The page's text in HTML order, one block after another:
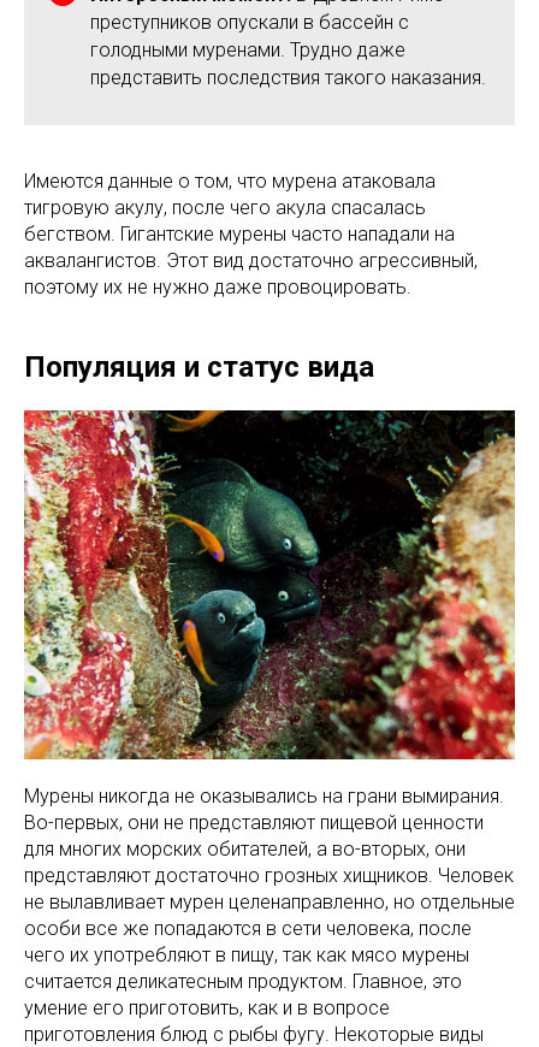
преступников опускали в бассейн с
голодными муренами. Трудно даже
представить последствия такого наказания.
Имеются данные о том, что мурена атаковала
тигровую акулу, после чего акула спасалась
бегством. Гигантские мурены часто нападали на
аквалангистов. Этот вид достаточно агрессивный,
поэтому их не нужно даже провоцировать.
Популяция и статус вида
Мурены никогда не оказывались на грани вымирания.
Во-первых, они не представляют пищевой ценности
для многих морских обитателей, а во-вторых, они
представляют достаточно грозных хищников. Человек
не вылавливает мурен целенаправленно, но отдельные
особи все же попадаются в сети человека, после
чего их употребляют в пищу, так как мясо мурены
считается деликатесным продуктом. Главное, это
умение его приготовить, как и в вопросе
приготовления блюд с рыбы фугу. Некоторые виды